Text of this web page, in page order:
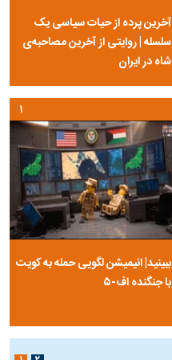
آخرین پرده از حیات سیاسی یک
سلسله | روایتی از آخرین مصاحبه‌ی
شاه در ایران
ببینید| انیمیشن لگویی حمله به کویت
با جنگنده اف-۵
۱